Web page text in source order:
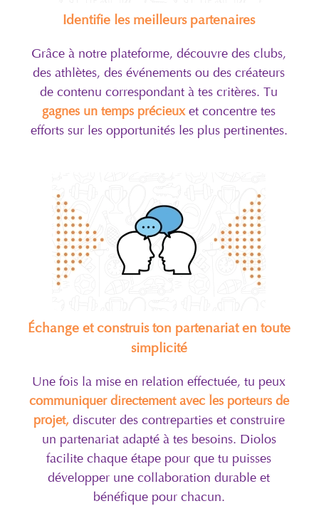
Identifie les meilleurs partenaires
Grâce à notre plateforme, découvre des clubs,
des athlètes, des événements ou des créateurs
de contenu correspondant à tes critères. Tu
gagnes un temps précieuxet concentre tes
efforts sur les opportunités les plus pertinentes.
Échange et construis ton partenariat en toute
simplicité
Une fois la mise en relation effectuée, tu peux
communiquer directement avec les porteurs de
projet, discuter des contreparties et construire
un partenariat adapté à tes besoins. Diolos
facilite chaque étape pour que tu puisses
développer une collaboration durable et
bénéfique pour chacun.